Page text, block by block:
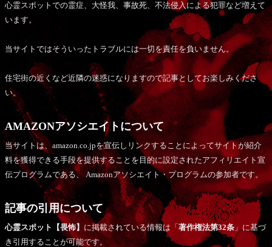
心霊スポットでの霊症、大怪我、事故死、不法侵入による犯罪など増えて
います。
当サイトではそういったトラブルには一切を責任を負いません。
住宅街の近くなど近隣の迷惑になりますので記事としてお楽しみくださ
い。
AMAZONアソシエイトについて
当サイトは、amazon.co.jpを宣伝しリンクすることによってサイトが紹介
料を獲得できる手段を提供することを目的に設定されたアフィリエイト宣
伝プログラムである、 Amazonアソシエイト・プログラムの参加者です。
記事の引用について
心霊スポット【畏怖】に掲載されている情報は「 著作権法第32条 」に基づ
き引用することが可能です。